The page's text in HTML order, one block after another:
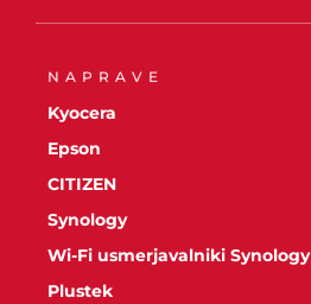
NAPRAVE
Kyocera
Epson
CITIZEN
Synology
Wi-Fi usmerjavalniki Synology
Plustek